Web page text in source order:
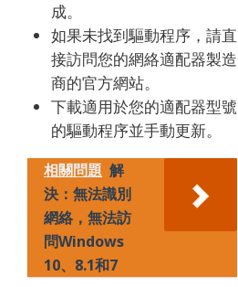
成。
如果未找到驅動程序，請直
接訪問您的網絡適配器製造
商的官方網站。
下載適用於您的適配器型號
的驅動程序並手動更新。
相關問題 解
決：無法識別
網絡，無法訪
問Windows
10、8.1和7